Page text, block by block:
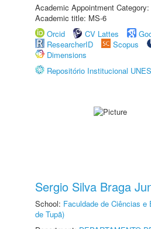
Academic Appointment
Academic title: MS-6
Orcid
CV Lattes
ResearcherID
Scopus
Dimensions
Repositório Institucional
Sergio Silva Braga
School: Faculdade de Ciências e
de Tupã)